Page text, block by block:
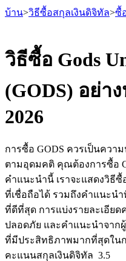
ฟิวเจอร์ส
ฟิวเจอร์ส USDT
ฟิวเจอร์สที่ใช้ USDT
บ้าน>วิธีซื้อสกุลเงินดิจิทัล>ซื้
วิธีซื้อ Gods
(GODS) อย่า
2026
การซื้อ GODS ควรเป็นควา
ตามอุดมคติ คุณต้องการซื้อ
คำแนะนำนี้ เราจะแสดงวิธีซื้
ที่เชื่อถือได้ รวมถึงคำแนะน
ที่ดีที่สุด การแบ่งรายละเอีย
ปลอดภัย และคำแนะนำจาก
ที่มีประสิทธิภาพมากที่สุดในก
คะแนนสกุลเงินดิจิทัล 3.5